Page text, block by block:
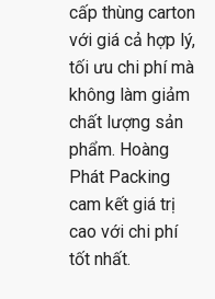
cấp thùng carton
với giá cả hợp lý,
tối ưu chi phí mà
không làm giảm
chất lượng sản
phẩm. Hoàng
Phát Packing
cam kết giá trị
cao với chi phí
tốt nhất.